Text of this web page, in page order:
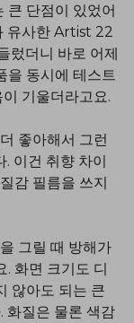
큰 단점이 있었어
유사한 Artist 22
렀더니 바로 어제
을 동시에 테스트
기울더라고요.
좋아해서 그런
. 이건 취향 차이
감 필름을 쓰지
그릴 때 방해가
. 화면 크기도 디
않아도 되는 큰
화질은 물론 색감